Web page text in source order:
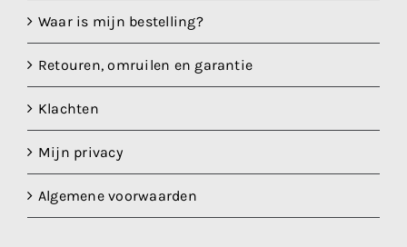
Waar is mijn bestelling?
Retouren, omruilen en garantie
Klachten
Mijn privacy
Algemene voorwaarden